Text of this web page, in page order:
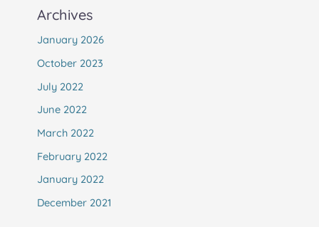
Archives
January 2026
October 2023
July 2022
June 2022
March 2022
February 2022
January 2022
December 2021